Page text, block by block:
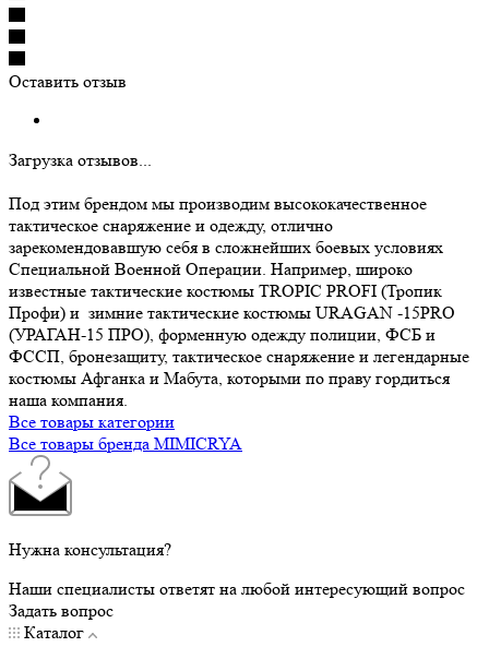
Оставить отзыв
Загрузка отзывов...
Под этим брендом мы производим высококачественное
тактическое снаряжение и одежду, отлично
зарекомендовавшую себя в сложнейших боевых условиях
Специальной Военной Операции. Например, широко
известные тактические костюмы TROPIC PROFI (Тропик
Профи) и зимние тактические костюмы URAGAN -15PRO
(УРАГАН-15 ПРО), форменную одежду полиции, ФСБ и
ФССП, бронезащиту, тактическое снаряжение и легендарные
костюмы Афганка и Мабута, которыми по праву гордиться
наша компания.
Все товары категории
Все товары бренда MIMICRYA
Нужна консультация?
Наши специалисты ответят на любой интересующий вопрос
Задать вопрос
Каталог